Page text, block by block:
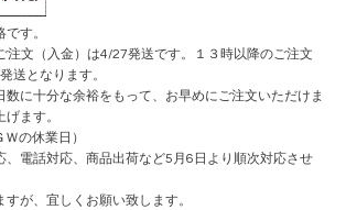
す。
注文（入金）は4/27発送です。１３時以降のご注文
送となります。
数に十分な余裕をもって、お早めにご注文いただけま
ます。
の休業日）
、電話対応、商品出荷など5月6日より順次対応させ
が、宜しくお願い致します。